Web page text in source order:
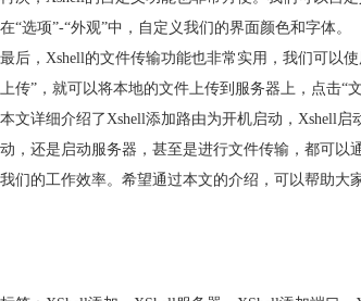
在“选项”-“外观”中，自定义我们的界面颜色和字体。
最后，Xshell的文件传输功能也非常实用，我们可以
上传”，就可以将本地的文件上传到服务器上，点击“
本文详细介绍了Xshell添加路由为开机启动，Xshell
动，还是启动服务器，甚至是进行文件传输，都可以
我们的工作效率。希望通过本文的介绍，可以帮助大